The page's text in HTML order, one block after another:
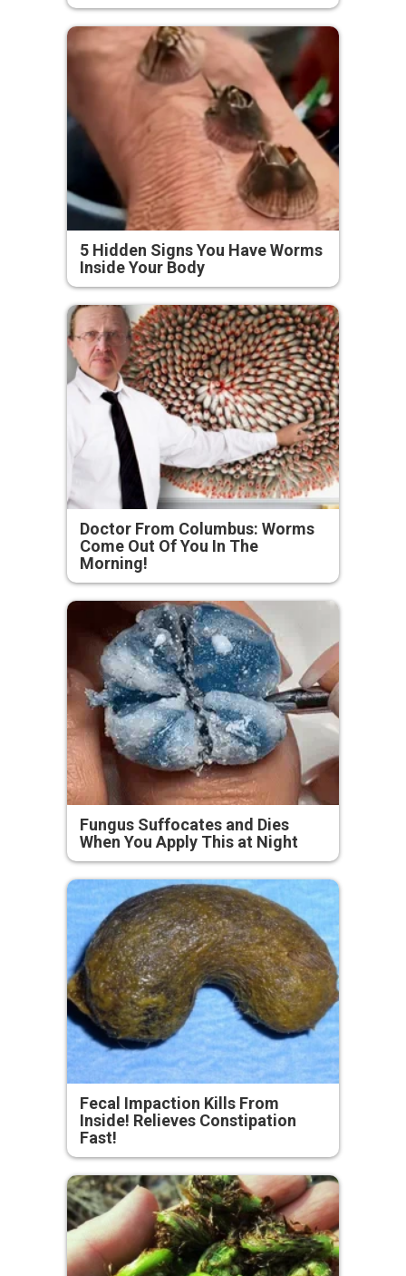
5 Hidden Signs You Have Worms
Inside Your Body
Doctor From Columbus: Worms
Come Out Of You In The
Morning!
Fungus Suffocates and Dies
When You Apply This at Night
Fecal Impaction Kills From
Inside! Relieves Constipation
Fast!